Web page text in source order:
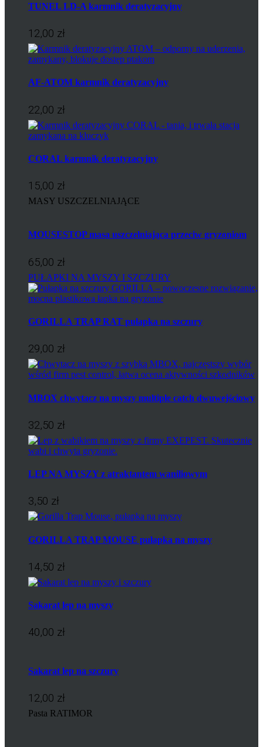
TUNEL LD-A karmnik deratyzacyjny
12,00 zł
AF-ATOM karmnik deratyzacyjny
22,00 zł
CORAL karmnik deratyzacyjny
15,00 zł
MASY USZCZELNIAJĄCE
MOUSESTOP masa uszczelniająca przeciw gryzoniom
65,00 zł
PUŁAPKI NA MYSZY I SZCZURY
GORILLA TRAP RAT pułapka na szczury
29,00 zł
MBOX chwytacz na myszy multiple catch dwuwejściowy
32,50 zł
LEP NA MYSZY z atraktantem waniliowym
3,50 zł
GORILLA TRAP MOUSE pułapka na myszy
14,50 zł
Sakarat lep na myszy
40,00 zł
Sakarat lep na szczury
12,00 zł
Pasta RATIMOR